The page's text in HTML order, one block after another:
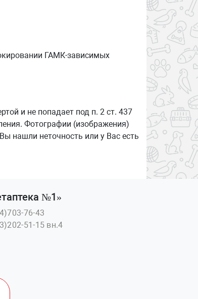
ГАМК-зависимых
и не попадает под п. 2 ст. 437
Фотографии (изображения)
нашли неточность или у Вас есть
№1»
76-43
51-15 вн.4